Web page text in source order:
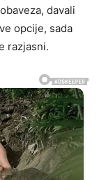
davali
opcije, sada
razjasni.